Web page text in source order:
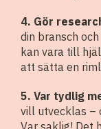
4. Gör
din bransch
kan vara till
att sätta en
5. Var tydlig
vill utvecklas –
Var saklig! Det